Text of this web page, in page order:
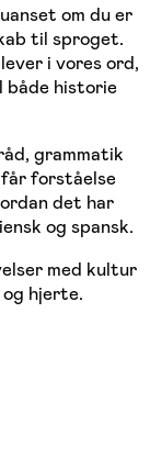
om du er
til sproget.
i vores ord,
både historie
grammatik
forståelse
det har
og spansk.
med kultur
hjerte.